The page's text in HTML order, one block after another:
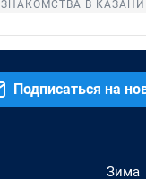
ЗНАКОМСТВА В КАЗАНИ
Подписаться на
Зима